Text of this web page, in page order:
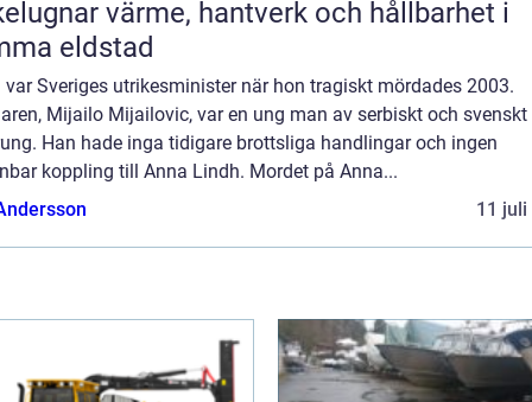
hantverk och hållbarhet i
eldstad
var Sveriges utrikesminister när hon tragiskt mördades 2003.
Mijailo Mijailovic, var en ung man av serbiskt och svenskt
Han hade inga tidigare brottsliga handlingar och ingen
koppling till Anna Lindh. Mordet på Anna...
11 juli